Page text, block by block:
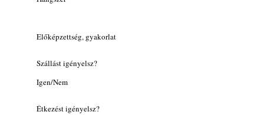
Előképzettség, gyakorlat
Szállást igényelsz?
Igen/Nem
Étkezést igényelsz?